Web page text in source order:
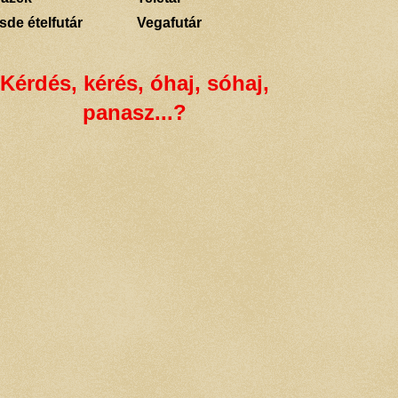
ételfutár
Vegafutár
Kérdés, kérés, óhaj, sóhaj,
panasz...?